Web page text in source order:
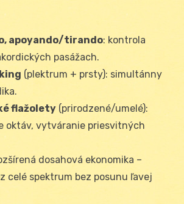
apoyando/tirando: kontrola
pasážach.
(plektrum + prsty): simultánny
flažolety (prirodzené/umelé):
oktáv, vytváranie priesvitných
dosahová ekonomika –
celé spektrum bez posunu ľavej